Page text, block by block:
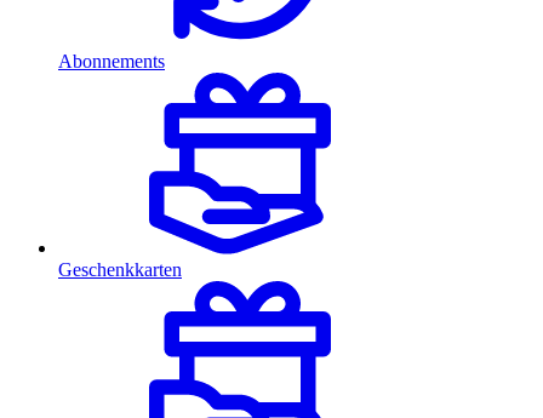
Abonnements
Geschenkkarten